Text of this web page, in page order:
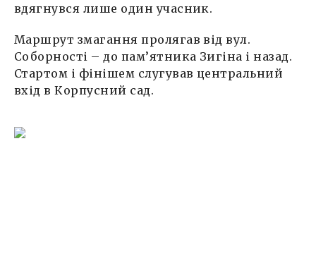
вдягнувся лише один учасник.
Маршрут змагання пролягав від вул.
Соборності – до пам’ятника Зигіна і назад.
Стартом і фінішем слугував центральний
вхід в Корпусний сад.